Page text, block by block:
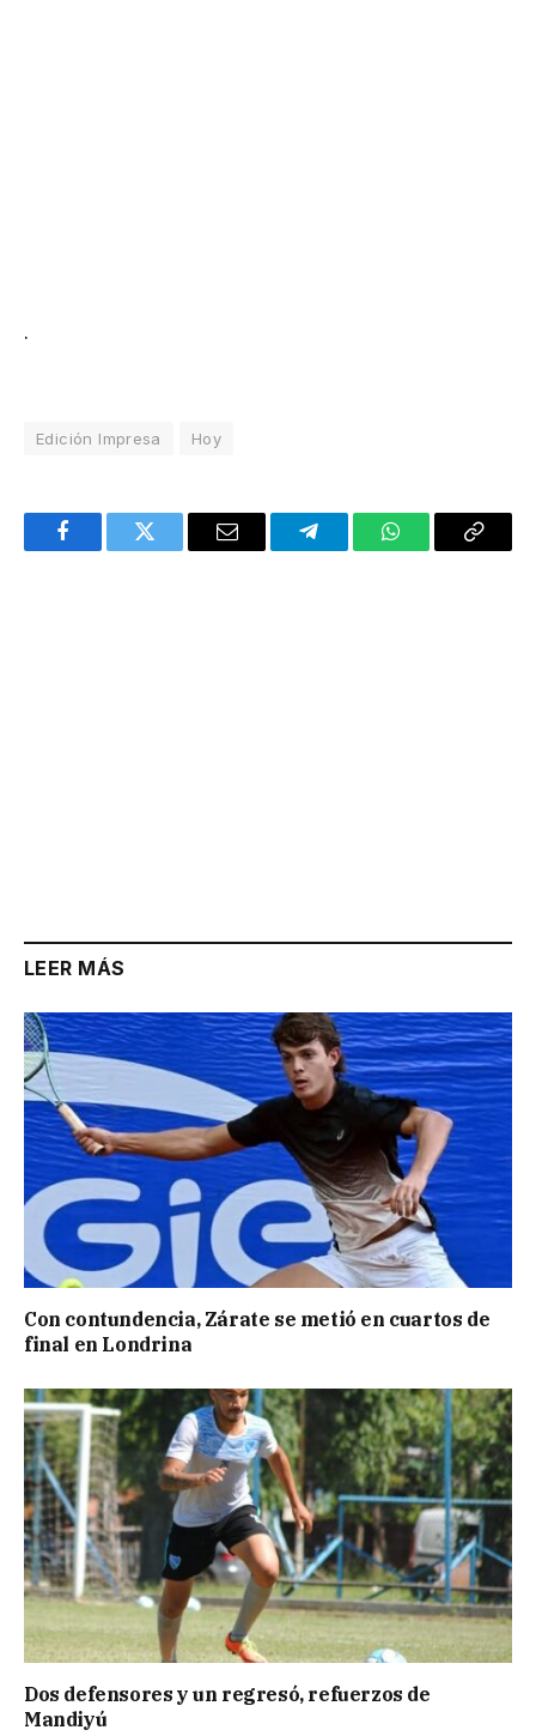
.
Edición Impresa Hoy
FacebookTwitter Email TelegramWhatsAppCopy
LEER MÁS
Con contundencia, Zárate se metió en cuartos de
final en Londrina
Dos defensores y un regresó, refuerzos de
Mandiyú